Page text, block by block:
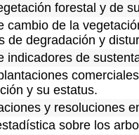
forestal y de
cambio de la
de degradación y
indicadores de
y su estatus.
y resoluciones
sobre los